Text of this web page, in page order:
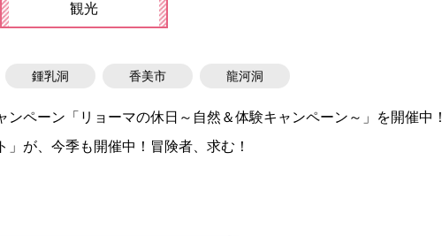
観光
鍾乳洞 香美市 龍河洞
ンペーン「リョーマの休日～自然＆体験キャンペーン～」を開催中！
が、今季も開催中！冒険者、求む！